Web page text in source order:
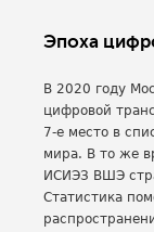
Эпоха
В 2020 году
цифровой
7-е место в
мира. В то же
ИСИЭЗ ВШЭ
Статистика